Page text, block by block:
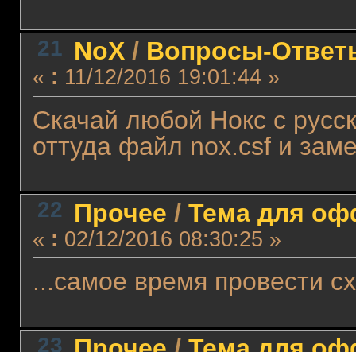
21 NoX/ Вопросы-
« : 11/12/2016 19:01:44 »
Скачай любой Нокс с
оттуда файл nox.csf и
22 Прочее / Тема для
« : 02/12/2016 08:30:25 »
...самое время провести
23